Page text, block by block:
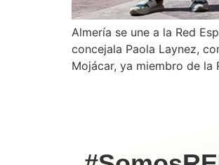
Almería se une a la Red
concejala Paola Laynez,
Mojácar, ya miembro de la